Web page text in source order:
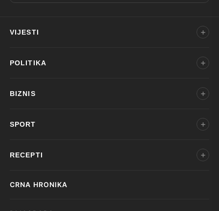
VIJESTI
POLITIKA
BIZNIS
SPORT
RECEPTI
CRNA HRONIKA